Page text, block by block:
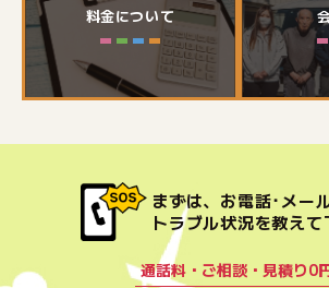
料金について
まずは、お電話･メー
トラブル状況を教えて
通話料・ご相談・見積り0